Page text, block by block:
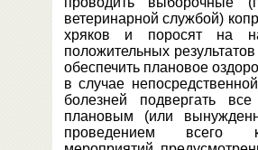
ветеринарной службой)
хряков и поросят на
положительных
обеспечить плановое
в случае
болезней подвергать
плановым (или
проведением всего